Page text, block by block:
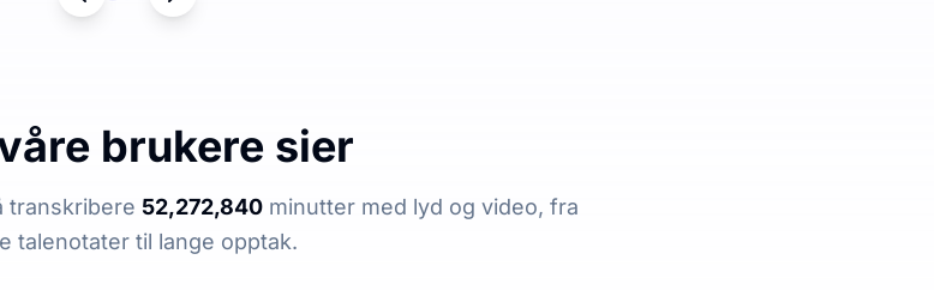
brukere sier
transkribere 52,272,840 minutter med lyd og video, fra
talenotater til lange opptak.